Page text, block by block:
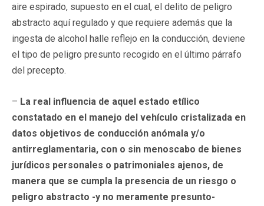
aire espirado, supuesto en el cual, el delito de peligro
abstracto aquí regulado y que requiere además que la
ingesta de alcohol halle reflejo en la conducción, deviene
el tipo de peligro presunto recogido en el último párrafo
del precepto.
– La real influencia de aquel estado etílico
constatado en el manejo del vehículo cristalizada en
datos objetivos de conducción anómala y/o
antirreglamentaria, con o sin menoscabo de bienes
jurídicos personales o patrimoniales ajenos, de
manera que se cumpla la presencia de un riesgo o
peligro abstracto -y no meramente presunto-